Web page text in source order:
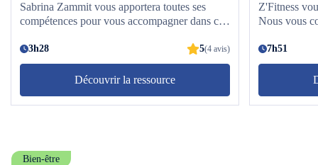
Sabrina Zammit vous apportera toutes ses
compétences pour vous accompagner dans ce
terminer au moins 3 fois aisément avant de
passer au niveau supérieur.Nos conseils :
Hydratez-vous régulièrement et équipez-vous
d'une serviette ainsi que d'une paire de basket
adaptée.
3h28 5(4 avis)
Découvrir la ressource
Z'Fitness
Nous vous
supérieur.
7h51
Bien-être